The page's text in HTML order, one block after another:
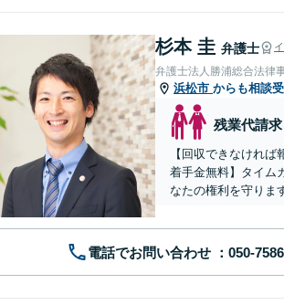
杉本 圭 弁護士
弁護士法人勝浦総合法律
浜松市 からも相談
残業代請求
【回収できなけれ
着手金無料】タイム
なたの権利を守りま
電話でお問い合わせ